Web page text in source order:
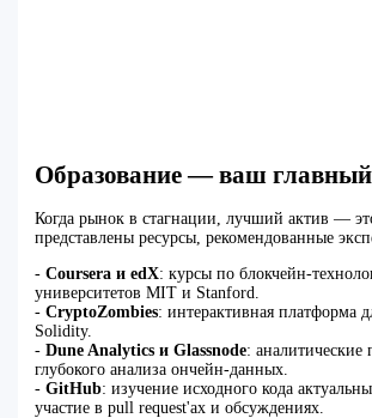
Образование — ваш главный
Когда рынок в стагнации, лучший актив —
представлены ресурсы, рекомендованные
-Coursera и edX: курсы по блокчейн-
университетов MIT и Stanford.
-CryptoZombies: интерактивная платформа
Solidity.
-Dune Analytics и Glassnode: аналитические
глубокого анализа ончейн-данных.
-GitHub: изучение исходного кода
участие в pull request'ах и обсуждениях.